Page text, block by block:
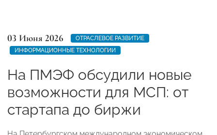
03 Июня 2026
ОТРАСЛЕВОЕ РАЗВИТИЕ
ИНФОРМАЦИОННЫЕ ТЕХНОЛОГИИ
На ПМЭФ обсудили новые
возможности для МСП: от
стартапа до биржи